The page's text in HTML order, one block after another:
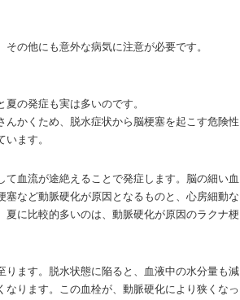
の他にも意外な病気に注意が必要です。
の発症も実は多いのです。
かくため、脱水症状から脳梗塞を起こす危険性
ます。
血流が途絶えることで発症します。脳の細い血
など動脈硬化が原因となるものと、心房細動な
に比較的多いのは、動脈硬化が原因のラクナ梗
ります。脱水状態に陥ると、血液中の水分量も減
ります。この血栓が、動脈硬化により狭くなっ